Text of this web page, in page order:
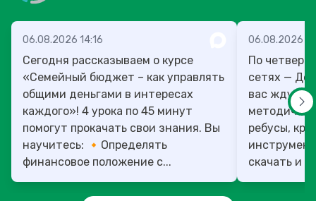
06.08.2026 14:16
Сегодня рассказываем о курсе
«Семейный бюджет – как управлять
общими деньгами в интересах
каждого»! 4 урока по 45 минут
помогут прокачать свои знания. Вы
научитесь: 🔸Определять
финансовое положение с...
06.08.2026
По
сетях — День
вас ждут
ребусы,
скачать и